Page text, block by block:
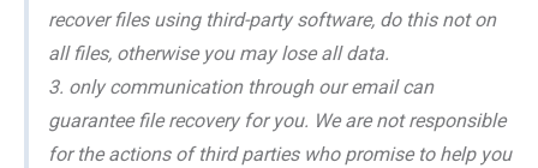
recover files using third-party software, do this not on
all files, otherwise you may lose all data.
3. only communication through our email can
guarantee file recovery for you. We are not responsible
for the actions of third parties who promise to help you